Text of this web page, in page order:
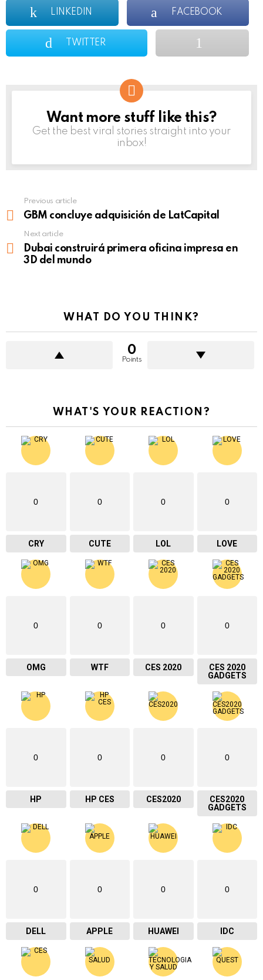
LINKEDIN FACEBOOK
TWITTER
NEWSLETTER
Want more stuff like this?
Get the best viral stories straight into your
inbox!
more
Previous article
GBM concluye adquisición de LatCapital
Next article
Dubai construirá primera oficina impresa en
3D del mundo
WHAT DO YOU THINK?
0
Points
WHAT'S YOUR REACTION?
0
CRY
0
CUTE
0
LOL
0
LOVE
0
OMG
0
WTF
0
CES 2020
0
CES 2020
GADGETS
0
HP
0
HP CES
0
CES2020
0
CES2020
GADGETS
0
DELL
0
APPLE
0
HUAWEI
0
IDC